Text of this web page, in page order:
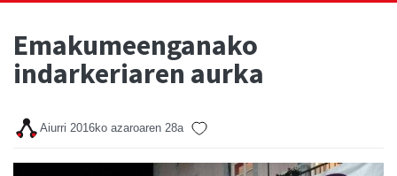
Emakumeenganako
indarkeriaren aurka
Aiurri 2016ko azaroaren 28a